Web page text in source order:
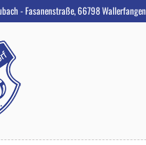
- Fasanenstraße, 66798 Wallerfangen